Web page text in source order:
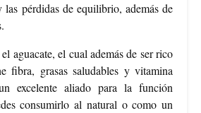
las pérdidas de equilibrio, además de
aguacate, el cual además de ser rico
fibra, grasas saludables y vitamina
excelente aliado para la función
consumirlo al natural o como un